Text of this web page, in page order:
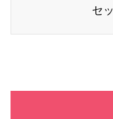
セ